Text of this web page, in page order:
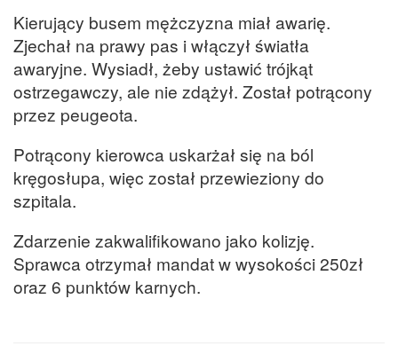
Kierujący busem mężczyzna miał awarię.
Zjechał na prawy pas i włączył światła
awaryjne. Wysiadł, żeby ustawić trójkąt
ostrzegawczy, ale nie zdążył. Został potrącony
przez peugeota.
Potrącony kierowca uskarżał się na ból
kręgosłupa, więc został przewieziony do
szpitala.
Zdarzenie zakwalifikowano jako kolizję.
Sprawca otrzymał mandat w wysokości 250zł
oraz 6 punktów karnych.